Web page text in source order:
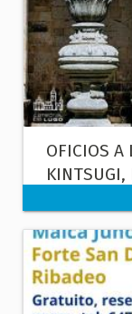
OFICIOS A
KINTSUGI,